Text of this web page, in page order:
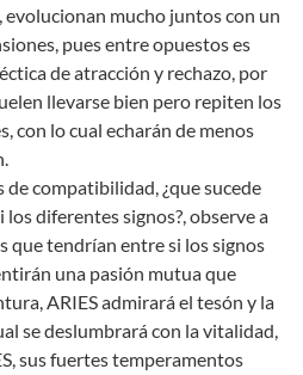
mucho juntos con un
pues entre opuestos es
de atracción y rechazo, por
llevarse bien pero repiten los
con lo cual echarán de menos
de compatibilidad, ¿que sucede
diferentes signos?, observe a
que tendrían entre si los signos
una pasión mutua que
ARIES admirará el tesón y la
se deslumbrará con la vitalidad,
sus fuertes temperamentos